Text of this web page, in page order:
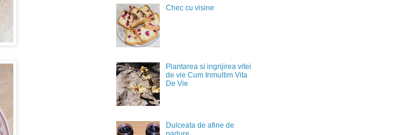
Chec cu visine
Plantarea si ingrijirea vitei
de vie Cum Inmultim Vita
De Vie
Dulceata de afine de